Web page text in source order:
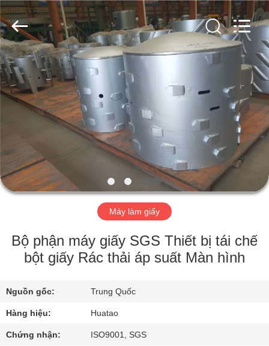
TRANG
CHỦ
SẢN
PHẨM
VỀ
TÔI
QUAN
NHÀ
MÁY
2026
HUATAO
LOVER
LTD.
All
Rights
Reserved.
Máy làm giấy
Bộ phận máy giấy SGS Thiết bị tái chế
bột giấy Rác thải áp suất Màn hình
Nguồn gốc: Trung Quốc
Hàng hiệu: Huatao
Chứng nhận: ISO9001, SGS